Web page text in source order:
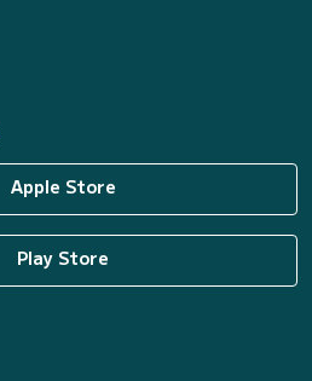
Apple Store
Play Store